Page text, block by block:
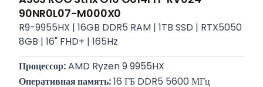
90NR0L07-M000X0
R9-9955HX | 16GB DDR5 RAM | 1TB SSD | RTX5050
8GB | 16" FHD+ | 165Hz
Процессор: AMD Ryzen 9 9955HX
Оперативная память: 16 ГБ DDR5 5600 МГц